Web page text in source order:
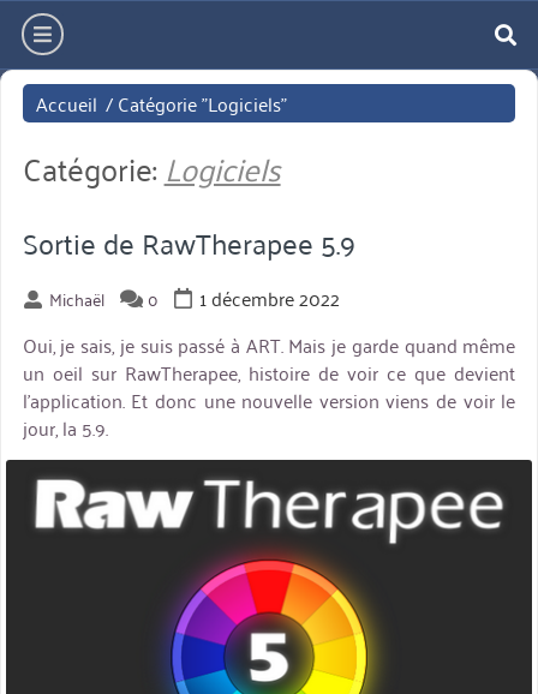
Aller
directement
au
contenu
hamburger
Accueil /Catégorie "Logiciels"
Catégorie: Logiciels
Sortie de RawTherapee 5.9
Michaël 0
1 décembre 2022
Oui, je sais, je suis passé à ART. Mais je garde quand même
un oeil sur RawTherapee, histoire de voir ce que devient
l’application. Et donc une nouvelle version viens de voir le
jour, la 5.9.
miniature